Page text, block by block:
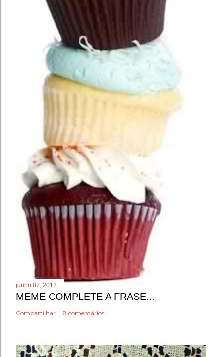
junho 07, 2012
MEME COMPLETE A FRASE...
Compartilhar 8 comentários